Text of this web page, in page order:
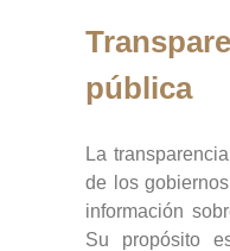
pública
La
de los
información
Su propósito